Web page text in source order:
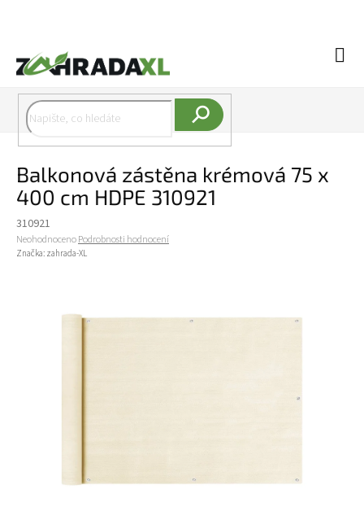
Balkonová zástěna krémová 75 x
400 cm HDPE 310921
310921
Průměrné hodnocení produktu je 0,0 z 5 hvězdiček.
NeohodnocenoPodrobnosti hodnocení
Značka: zahrada-XL